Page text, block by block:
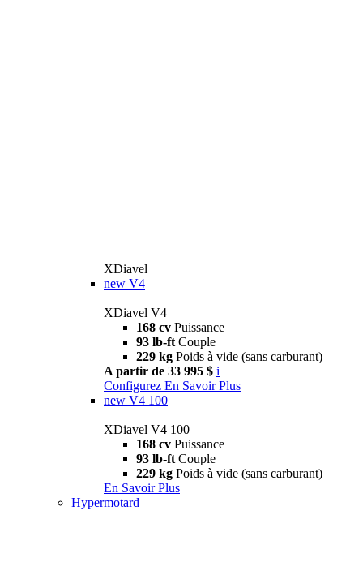
XDiavel
new V4
XDiavel V4
168 cv Puissance
93 lb-ft Couple
229 kg Poids à vide (sans carburant)
A partir de 33 995 $ i
Configurez En Savoir Plus
new V4 100
XDiavel V4 100
168 cv Puissance
93 lb-ft Couple
229 kg Poids à vide (sans carburant)
En Savoir Plus
Hypermotard